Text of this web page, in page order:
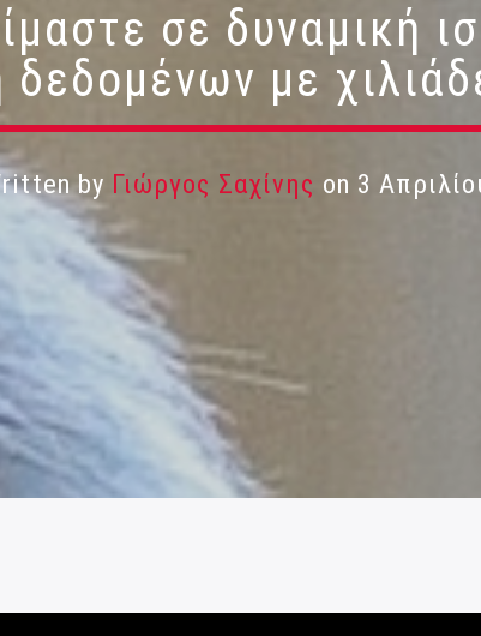
σε δυναμική
δεδομένων με
by Γιώργος Σαχίνης on 3